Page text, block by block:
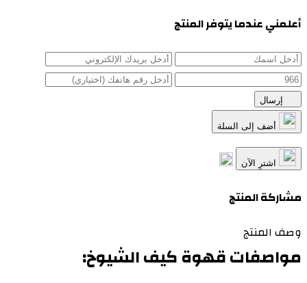
أعلمني عندما يتوفر المنتج
اشترِ الآن
مشاركة المنتج
وصف المنتج
مواصفات قهوة كيف الشيوخ: